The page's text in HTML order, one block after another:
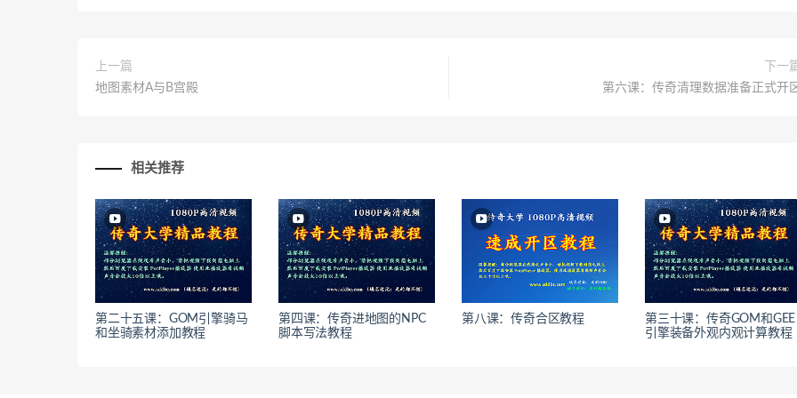
上一篇
地图素材A与B宫殿
下一
第六课：传奇清理数据准备正式开
相关推荐
第二十五课：GOM引擎骑马
和坐骑素材添加教程
第四课：传奇进地图的NPC
脚本写法教程
第八课：传奇合区教程
第三十课：传奇GOM和GEE
引擎装备外观内观计算教程